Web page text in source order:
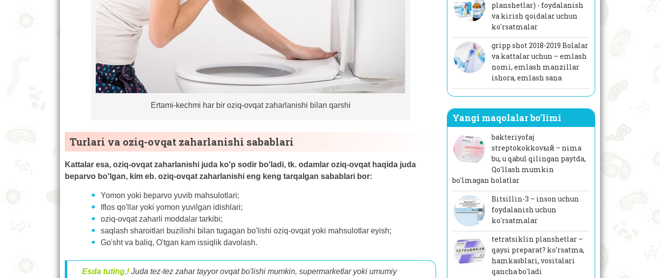
Ertami-kechmi har bir oziq-ovqat zaharlanishi bilan qarshi
Turlari va oziq-ovqat zaharlanishi sabablari
Kattalar esa, oziq-ovqat zaharlanishi juda ko'p sodir bo'ladi, tk. odamlar oziq-ovqat haqida juda
beparvo bo'lgan, kim eb. oziq-ovqat zaharlanishi eng keng tarqalgan sabablari bor:
Yomon yoki beparvo yuvib mahsulotlari;
Iflos qo'llar yoki yomon yuvilgan idishlari;
oziq-ovqat zaharli moddalar tarkibi;
saqlash sharoitlari buzilishi bilan tugagan bo'lishi oziq-ovqat yoki mahsulotlar eyish;
Go'sht va baliq, O'tgan kam issiqlik davolash.
Esda tuting,! Juda tez-tez zahar tayyor ovqat bo'lishi mumkin, supermarketlar yoki umumiy
planshetlar) - foydalanish
va kirish qoidalar uchun
ko'rsatmalar
gripp shot 2018-2019 Bolalar
va kattalar uchun – emlash
nomi, emlash manzillar
ishora, emlash sana
Yangi maqolalar bo'limi
bakteriyofaj
streptokokkovый – nima
bu, u qabul qilingan paytda,
Qo'llash mumkin
bo'lmagan holatlar
Bitsillin-3 – inson uchun
foydalanish uchun
ko'rsatmalar
tetratsiklin planshetlar –
qaysi preparat? ko'rsatma,
hamkasblari, vositalari
qancha bo'ladi